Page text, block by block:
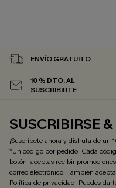
ENVÍO GRATUITO
10 % DTO. AL
SUSCRIBIRTE
SUSCRIBIRSE
¡Suscríbete ahora y disfruta de
*Un código por pedido. Cada
botón, aceptas recibir
correo electrónico. También
Política de privacidad. Puedes